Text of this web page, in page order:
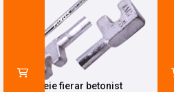
Cheie fierar betonist